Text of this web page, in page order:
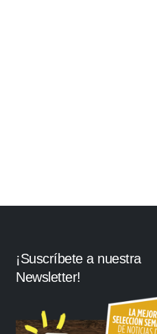
¡Suscríbete a nuestra
Newsletter!